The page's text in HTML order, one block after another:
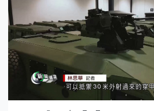
板，以及輕量化的微波發射器，原理是
電力轉化成微波，將能量射向指定位置在
為了檢查儀器是否運作正常，團隊先小
「點亮」衛星內的一盞燈，證明儀器可以
後加大功率，正式嘗試將微波射向地面，
其中一幢校舍的天台，結果天台的接收
星的電力。 今次結果顯示，由太空將電
則上可行，下一步是設計適合於太空大